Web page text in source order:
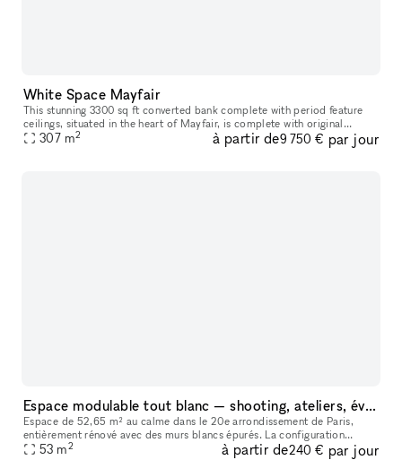
White Space Mayfair
This stunning 3300 sq ft converted bank complete with period feature
ceilings, situated in the heart of Mayfair, is complete with original
ornamental ceiling features combined with industrial exposed
307 m2 à partir de9 750 € par jour
Espace modulable tout blanc — shooting, ateliers, événements privés
Espace de 52,65 m² au calme dans le 20e arrondissement de Paris,
entièrement rénové avec des murs blancs épurés. La configuration
permet de libérer entièrement l'espace pour l'adapter à vos besoins :
53 m2 à partir de240 € par jour